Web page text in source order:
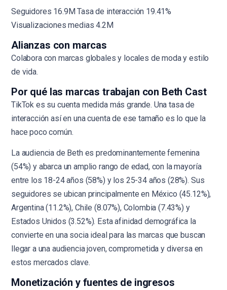
Seguidores 16.9M Tasa de interacción 19.41%
Visualizaciones medias 4.2M
Alianzas con marcas
Colabora con marcas globales y locales de moda y estilo
de vida.
Por qué las marcas trabajan con Beth Cast
TikTok es su cuenta medida más grande. Una tasa de
interacción así en una cuenta de ese tamaño es lo que la
hace poco común.
La audiencia de Beth es predominantemente femenina
(54%) y abarca un amplio rango de edad, con la mayoría
entre los 18-24 años (58%) y los 25-34 años (28%). Sus
seguidores se ubican principalmente en México (45.12%),
Argentina (11.2%), Chile (8.07%), Colombia (7.43%) y
Estados Unidos (3.52%). Esta afinidad demográfica la
convierte en una socia ideal para las marcas que buscan
llegar a una audiencia joven, comprometida y diversa en
estos mercados clave.
Monetización y fuentes de ingresos